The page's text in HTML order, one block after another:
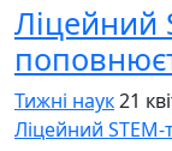
Ліцейний
Тижні наук21
Ліцейний